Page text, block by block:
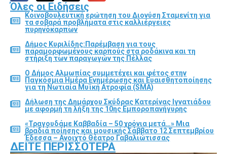
Όλες οι Ειδήσεις
Κοινοβουλευτική ερώτηση του Διονύση Σταμενίτη για
τα σοβαρά προβλήματα στις καλλιέργειες
πυρηνόκαρπων
Δήμος Κυριλίδης:Παρέμβαση για τους
παραμορφωμένους καρπούς στα ροδάκινα και τη
στήριξη των παραγωγών της Πέλλας
Ο Δήμος Αλμωπίας συμμετέχει και φέτος στην
Παγκόσμια Ημέρα Ενημέρωσης και Ευαισθητοποίησης
για τη Νωτιαία Μυϊκή Ατροφία (SMA)
Δήλωση της Δημάρχου Σκύδρας Κατερίνας Ιγνατιάδου
με αφορμή τη λήξη της 10ης Εμποροπανήγυρης
«Τραγουδάμε Καββαδία – 50 χρόνια μετά…» Μια
βραδιά ποίησης και μουσικής Σάββατο 12 Σεπτεμβρίου
Έδεσσα – Ανοιχτό Θέατρο Γαβαλιώτισσας
ΔΕΊΤΕ ΠΕΡΙΣΣΌΤΕΡΑ